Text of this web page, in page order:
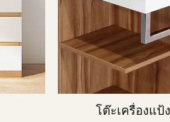
โต๊ะเครื่องแ